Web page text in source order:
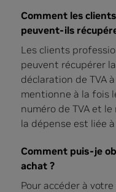
Comment les
peuvent-ils
Les clients
peuvent récupérer
déclaration de TVA
mentionne à la fois
numéro de TVA et le
la dépense est liée
Comment puis-je
achat ?
Pour accéder à